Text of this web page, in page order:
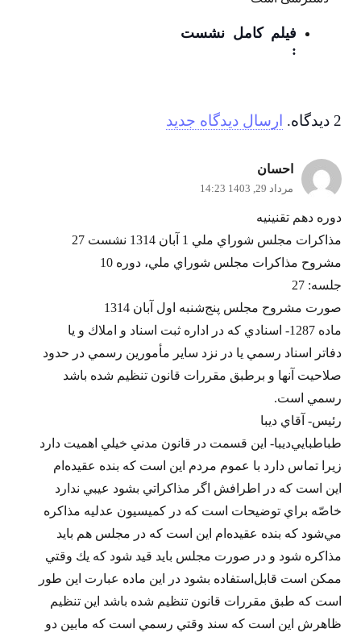
فیلم کامل نشست
:
2 دیدگاه. ارسال دیدگاه جدید
احسان
مرداد 29, 1403 14:23
دوره دهم تقنينيه
مذاكرات مجلس شوراي ملي 1 آبان 1314 نشست 27
مشروح مذاكرات مجلس شوراي ملي، دوره 10
جلسه: 27
صورت مشروح مجلس پنج‌شنبه اول آبان 1314
ماده 1287- اسنادي كه در اداره ثبت اسناد و املاك و يا
دفاتر اسناد رسمي يا در نزد ساير مأمورين رسمي در حدود
صلاحيت آنها و برطبق مقررات قانون تنظيم شده باشد
رسمي است.
رئيس- آقاي ديبا
طباطبايي‌ديبا- اين قسمت در قانون مدني خيلي اهميت دارد
زيرا تماس دارد با عموم مردم اين است كه بنده عقيده‌ام
اين است كه در اطرافش اگر مذاكراتي بشود عيبي ندارد
خاصّه براي توضيحات است كه در كميسيون عدليه مذاكره
مي‌شود كه بنده عقيده‌ام اين است كه در مجلس هم بايد
مذاكره شود و در صورت مجلس بايد قيد شود كه يك وقتي
ممكن است قابل‌استفاده بشود در اين ماده عبارت اين طور
است كه طبق مقررات قانون تنظيم شده باشد اين تنظيم
ظاهرش اين است كه سند وقتي رسمي است كه مابين دو